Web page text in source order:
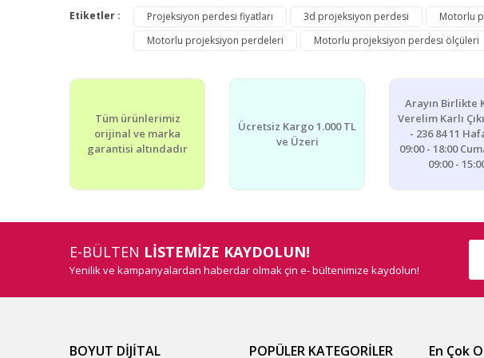
Bu
Görüş ve önerileriniz için teşekkür ederiz.
Ürün fiyatı diğer sitelerden daha pahalı.
Bu ürüne benzer farklı alternatifler olmalı.
Etiketler : Projeksiyon perdesi fiyatları 3d projeksiyon perdesi Motorlu
Motorlu projeksiyon perdeleri
Motorlu projeksiyon perdesi ölçüleri
Tüm ürünlerimiz
orijinal ve marka
garantisi altındadır
Ücretsiz Kargo 1.000 TL
ve Üzeri
Arayın Birlikte
Verelim Karlı
- 236 84 11
09:00 - 18:00
09:00 -
E-BÜLTEN LİSTEMİZE KAYDOLUN!
Yenilik ve kampanyalardan haberdar olmak çin e- bültenimize kaydolun!
BOYUT DİJİTAL POPÜLER KATEGORİLER En Çok